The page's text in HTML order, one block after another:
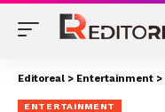
Editoreal > Entertainment >
ENTERTAINMENT